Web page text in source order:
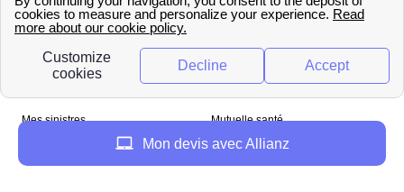
À propos
Qui sommes-nous ? Mentions légales
Mes sinistres
Assurance habitation
Mutuelle santé
Mon devis avec Allianz